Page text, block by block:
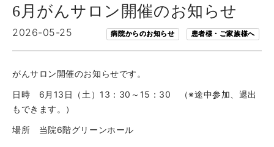
6月がんサロン開催のお知らせ
2026-05-25 病院からのお知らせ 患者様・ご家族様へ
がんサロン開催のお知らせです。
日時 6月13日（土）13：30～15：30 （※途中参加、退出
もできます。）
場所 当院6階グリーンホール